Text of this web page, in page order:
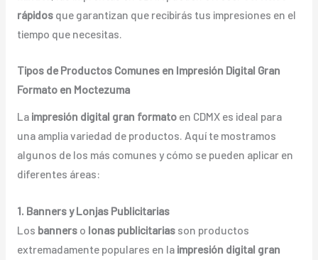
rápidosque garantizan que recibirás tus impresiones en el
tiempo que necesitas.
Tipos de Productos Comunes en Impresión Digital Gran
Formato en Moctezuma
La impresión digital gran formatoen CDMX es ideal para
una amplia variedad de productos. Aquí te mostramos
algunos de los más comunes y cómo se pueden aplicar en
diferentes áreas:
1. Banners y Lonjas Publicitarias
Los bannerso lonas publicitariasson productos
extremadamente populares en la impresión digital gran